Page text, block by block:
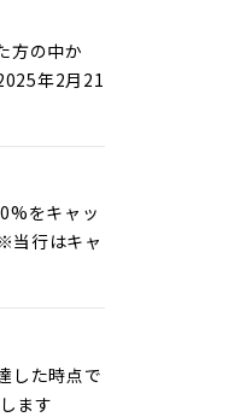
方の中か
年2月21
をキャッ
当行はキャ
した時点で
ます